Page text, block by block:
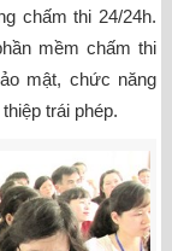
chấm thi 24/24h.
mềm chấm thi
mật, chức năng
trái phép.